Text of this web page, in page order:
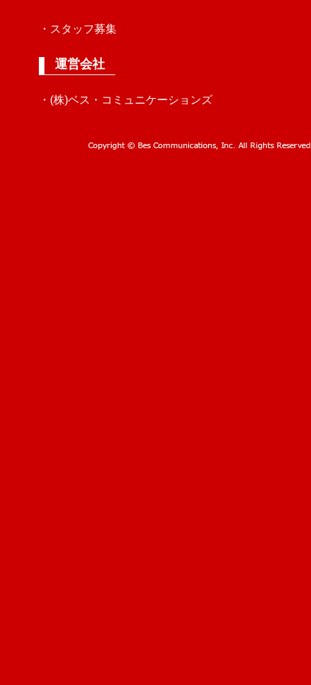
・スタッフ募集
運営会社
・(株)ベス・コミュニケーションズ